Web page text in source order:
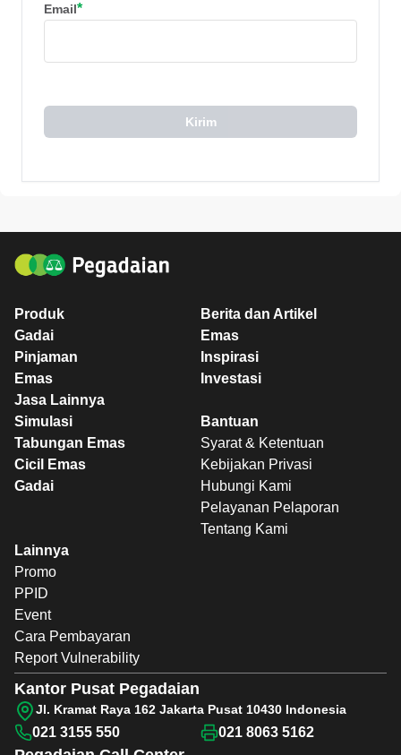
Email*
Kirim
Produk
Gadai
Pinjaman
Emas
Jasa Lainnya
Berita dan Artikel
Emas
Inspirasi
Investasi
Simulasi
Tabungan Emas
Cicil Emas
Gadai
Bantuan
Syarat & Ketentuan
Kebijakan Privasi
Hubungi Kami
Pelayanan Pelaporan
Tentang Kami
Lainnya
Promo
PPID
Event
Cara Pembayaran
Report Vulnerability
Kantor Pusat Pegadaian
Jl. Kramat Raya 162 Jakarta Pusat 10430 Indonesia
021 3155 550 021 8063 5162